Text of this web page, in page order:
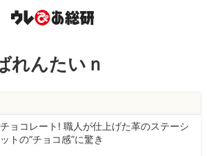
れんたいｎ
ョコレート! 職人が仕上げた革のステーシ
トの“チョコ感”に驚き